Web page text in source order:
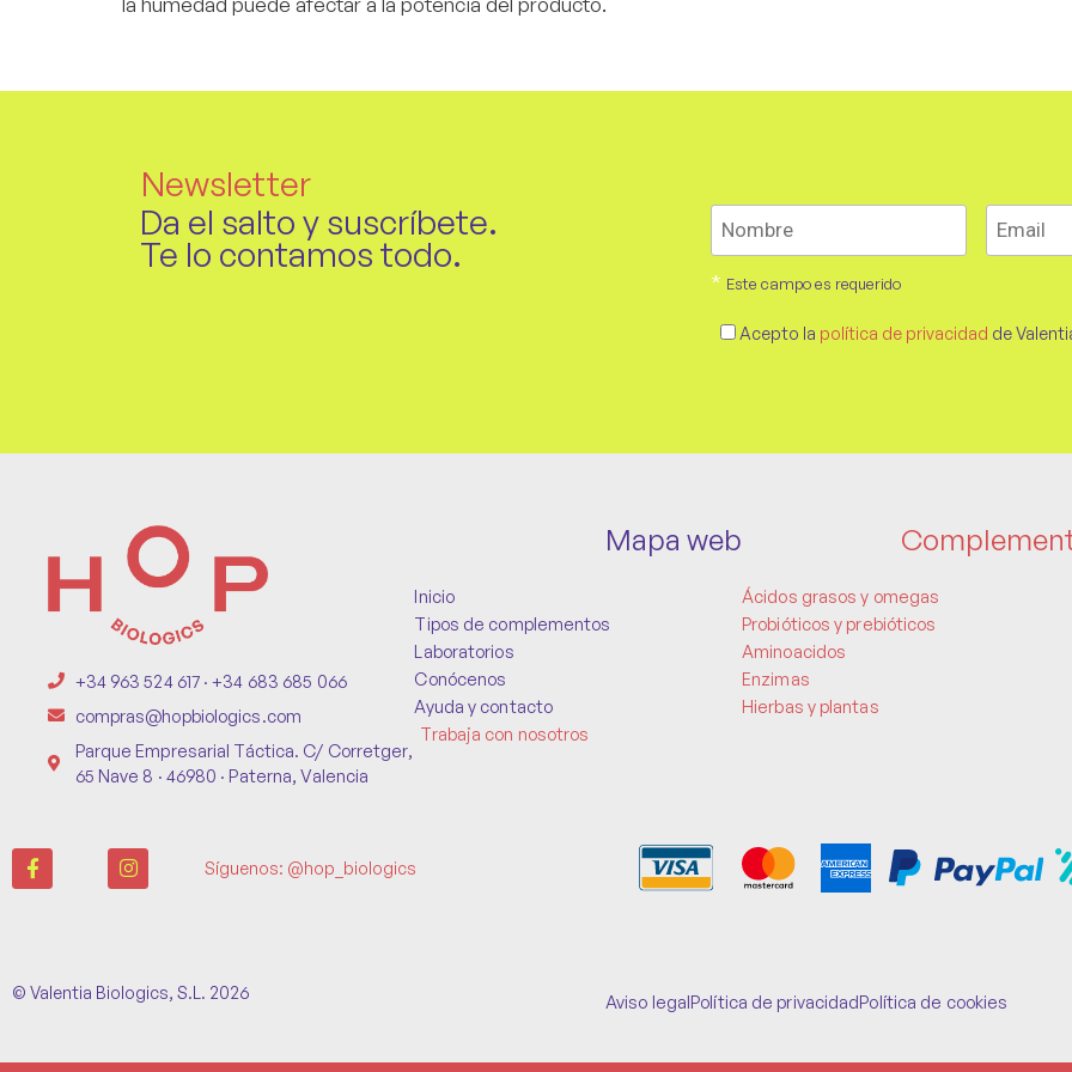
Newsletter
Da el salto y suscríbete.
Te lo contamos todo.
* Este campo es requerido
Acepto la política de privacidad de
+34 963 524 617 · +34 683 685 066
compras@hopbiologics.com
Parque Empresarial Táctica. C/ Corretger,
65 Nave 8 · 46980 · Paterna, Valencia
Mapa web
Inicio
Tipos de complementos
Laboratorios
Conócenos
Ayuda y contacto
Trabaja con nosotros
Ácidos grasos y omegas
Probióticos y prebióticos
Aminoacidos
Enzimas
Hierbas y plantas
Síguenos: @hop_biologics
© Valentia Biologics, S.L. 2026 Aviso legalPolítica de privacidadPolítica de cookies